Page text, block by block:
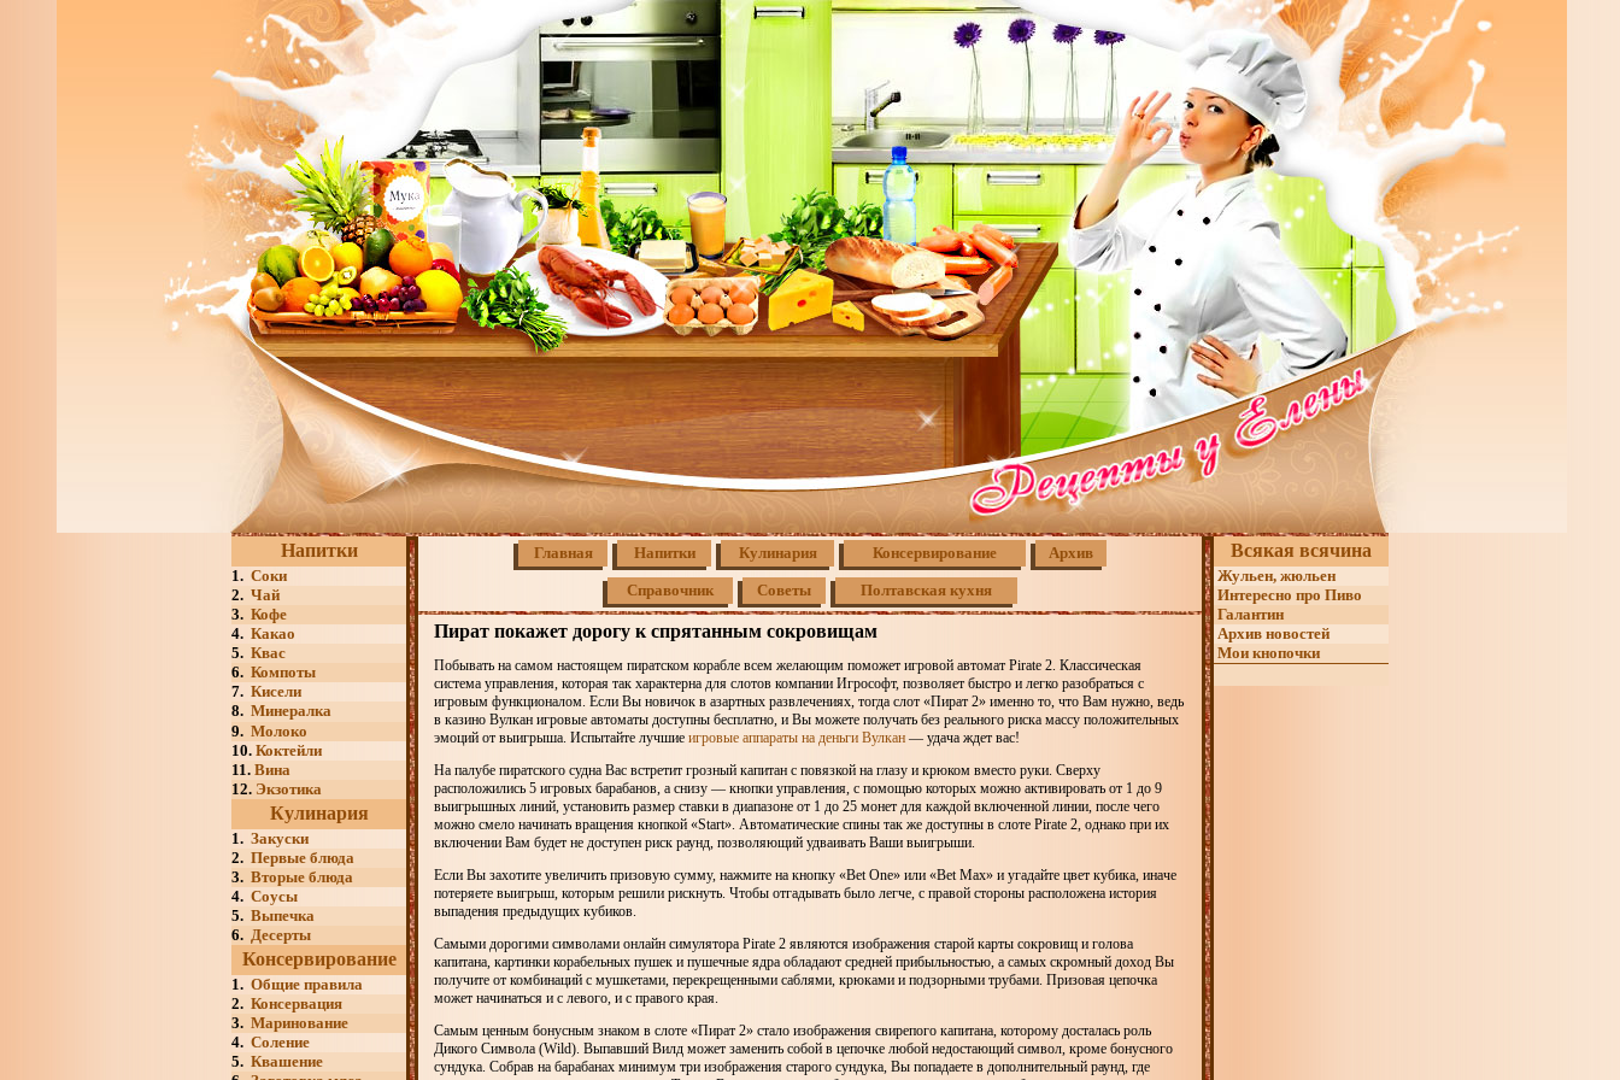
Напитки
1. Соки
2. Чай
3. Кофе
4. Какао
5. Квас
6. Компоты
7. Кисели
8. Минералка
9. Молоко
10. Коктейли
11. Вина
12. Экзотика
Кулинария
1. Закуски
2. Первые блюда
3. Вторые блюда
4. Соусы
5. Выпечка
6. Десерты
Консервирование
1. Общие правила
2. Консервация
3. Маринование
4. Соление
5. Квашение
Главная Напитки Кулинария Консервирование Архив
Справочник Советы Полтавская кухня
Пират покажет дорогу к спрятанным сокровищам
Побывать на самом настоящем пиратском корабле всем желающим поможет игровой автомат Pirate 2. Классическая
система управления, которая так характерна для слотов компании Игрософт, позволяет быстро и легко разобраться с
игровым функционалом. Если Вы новичок в азартных развлечениях, тогда слот «Пират 2» именно то, что Вам нужно, ведь
в казино Вулкан игровые автоматы доступны бесплатно, и Вы можете получать без реального риска массу положительных
эмоций от выигрыша. Испытайте лучшие игровые аппараты на деньги Вулкан — удача ждет вас!
На палубе пиратского судна Вас встретит грозный капитан с повязкой на глазу и крюком вместо руки. Сверху
расположились 5 игровых барабанов, а снизу — кнопки управления, с помощью которых можно активировать от 1 до 9
выигрышных линий, установить размер ставки в диапазоне от 1 до 25 монет для каждой включенной линии, после чего
можно смело начинать вращения кнопкой «Start». Автоматические спины так же доступны в слоте Pirate 2, однако при их
включении Вам будет не доступен риск раунд, позволяющий удваивать Ваши выигрыши.
Если Вы захотите увеличить призовую сумму, нажмите на кнопку «Bet One» или «Bet Max» и угадайте цвет кубика, иначе
потеряете выигрыш, которым решили рискнуть. Чтобы отгадывать было легче, с правой стороны расположена история
выпадения предыдущих кубиков.
Самыми дорогими символами онлайн симулятора Pirate 2 являются изображения старой карты сокровищ и голова
капитана, картинки корабельных пушек и пушечные ядра обладают средней прибыльностью, а самых скромный доход Вы
получите от комбинаций с мушкетами, перекрещенными саблями, крюками и подзорными трубами. Призовая цепочка
может начинаться и с левого, и с правого края.
Самым ценным бонусным знаком в слоте «Пират 2» стало изображения свирепого капитана, которому досталась роль
Дикого Символа (Wild). Выпавший Вилд может заменить собой в цепочке любой недостающий символ, кроме бонусного
сундука. Собрав на барабанах минимум три изображения старого сундука, Вы попадаете в дополнительный раунд, где
Всякая всячина
Жульен, жюльен
Интересно про Пиво
Галантин
Архив новостей
Мои кнопочки